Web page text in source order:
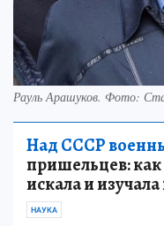
Рауль Арашуков. Фото:
Над СССР
пришельцев: как
искала и
НАУКА